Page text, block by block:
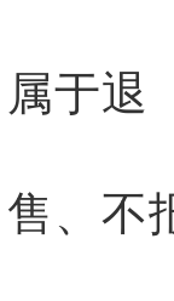
属于退
售、不